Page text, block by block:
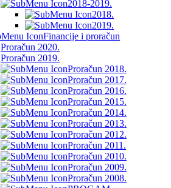
2018-2019.
2018.
2019.
Financije i proračun
Proračun 2020.
Proračun 2019.
Proračun 2018.
Proračun 2017.
Proračun 2016.
Proračun 2015.
Proračun 2014.
Proračun 2013.
Proračun 2012.
Proračun 2011.
Proračun 2010.
Proračun 2009.
Proračun 2008.